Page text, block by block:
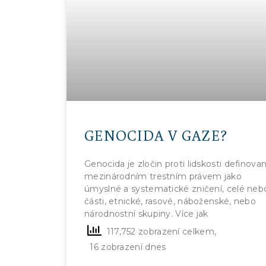
GENOCIDA V GAZE?
Genocida je zločin proti lidskosti
mezinárodním trestním právem jako
úmyslné a systematické zničení, celé
části, etnické, rasové, náboženské, nebo
národnostní skupiny. Více jak
117,752 zobrazení celkem,
16 zobrazení dnes